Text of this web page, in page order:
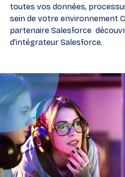
toutes vos données,
sein de votre environnement
partenaire Salesforce
d’intégrateur Salesforce.